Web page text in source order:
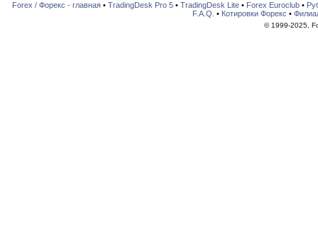
Forex / Форекс - главная• TradingDesk Pro 5• TradingDesk Lite• Forex Euroclub•
F.A.Q. • Котировки Форекс •
© 1999-2025,